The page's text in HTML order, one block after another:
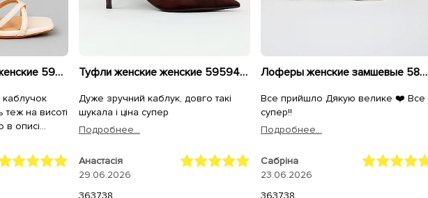
Босоножки - туфли женские 595924 Бежевые
каблучок
теж на висоті
в описі
пошкодуєте
Туфли женские женские 595944 Коричневые
Дуже зручний каблук, довго такі
шукала і ціна супер
Подробнее...
Анастасія
29.06.2026
Лоферы женские замшевые 585379 Черные
Все прийшло Дякую велике ❤️ Все
супер!!
Подробнее...
Сабріна
23.06.2026